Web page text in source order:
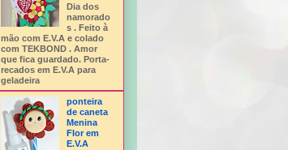
Dia dos
namorado
s . Feito à
mão com E.V.A e colado
com TEKBOND . Amor
que fica guardado. Porta-
recados em E.V.A para
geladeira
ponteira
de caneta
Menina
Flor em
E.V.A